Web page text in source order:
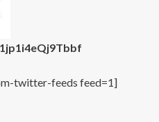
twitter-feeds feed=1]